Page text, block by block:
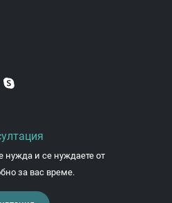
нужда и се нуждаете от
за вас време.